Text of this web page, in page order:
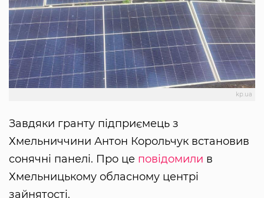
kp.ua
Завдяки гранту підприємець з
Хмельниччини Антон Корольчук встановив
сонячні панелі. Про це повідомили в
Хмельницькому обласному центрі
зайнятості.